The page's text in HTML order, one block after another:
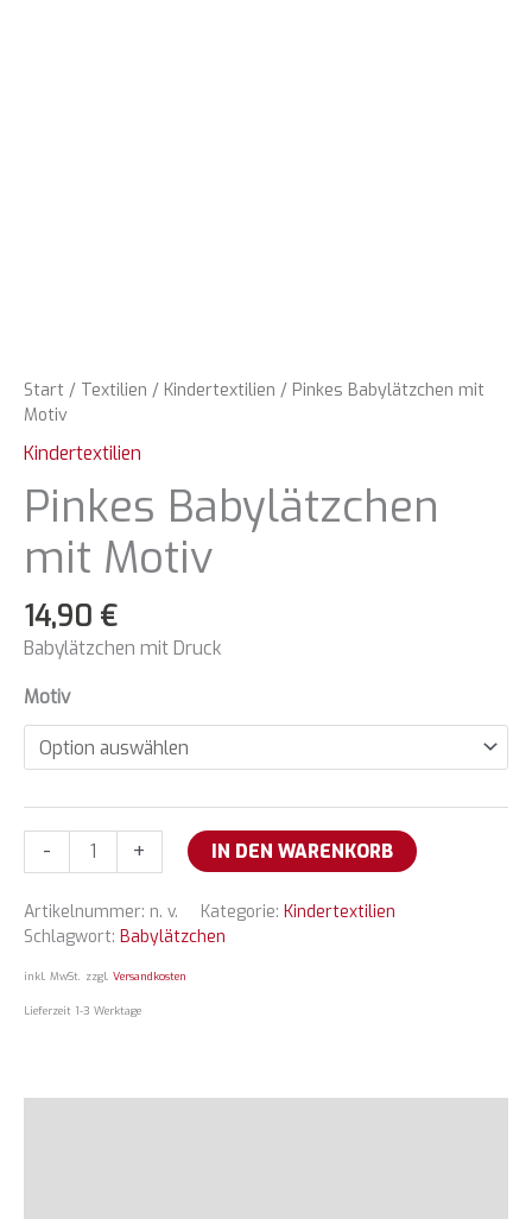
Start / Textilien / Kindertextilien / Pinkes Babylätzchen mit
Motiv
Kindertextilien
Pinkes Babylätzchen
mit Motiv
14,90 €
Babylätzchen mit Druck
Motiv
-
Babylätzchen
Motiv
Menge
+ IN DEN WARENKORB
Artikelnummer: n. v. Kategorie: Kindertextilien
Schlagwort: Babylätzchen
inkl. MwSt. zzgl. Versandkosten
Lieferzeit 1-3 Werktage